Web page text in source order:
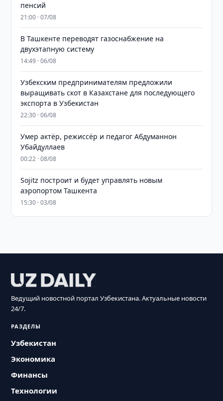
пенсий
21:00 · 07/08
В Ташкенте переводят газоснабжение на
двухэтапную систему
14:49 · 06/08
Узбекским предпринимателям предложили
выращивать скот в Казахстане для последующего
экспорта в Узбекистан
22:30 · 06/08
Умер актёр, режиссёр и педагог Абдуманнон
Убайдуллаев
00:22 · 08/08
Sojitz построит и будет управлять новым
аэропортом Ташкента
15:30 · 03/08
Ведущий новостной портал Узбекистана. Актуальные новости
24/7.
РАЗДЕЛЫ
Узбекистан
Экономика
Финансы
Технологии